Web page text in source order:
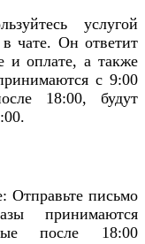
услугой
чате. Он ответит
и оплате, а также
с 9:00
18:00, будут
Отправьте письмо
принимаются
после 18:00